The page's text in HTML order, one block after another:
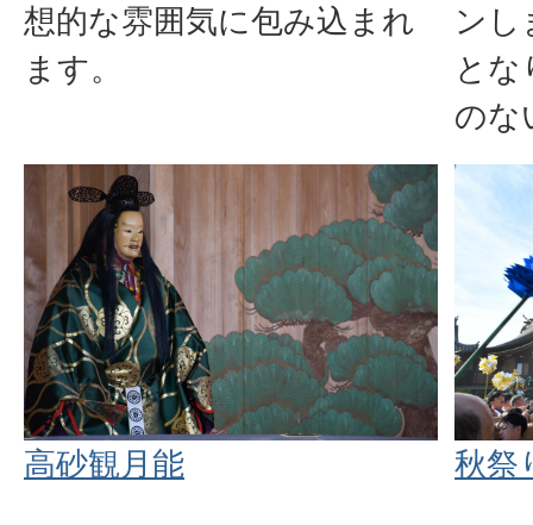
想的な雰囲気に包み込まれ
ます。
ンし
とな
のな
高砂観月能 秋祭